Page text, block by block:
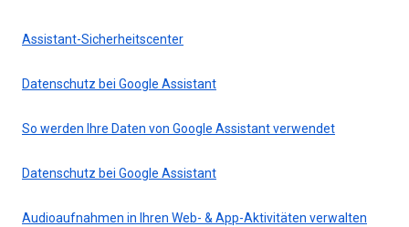
Assistant-Sicherheitscenter
Datenschutz bei Google Assistant
So werden Ihre Daten von Google Assistant verwendet
Datenschutz bei Google Assistant
Audioaufnahmen in Ihren Web- & App-Aktivitäten verwalten